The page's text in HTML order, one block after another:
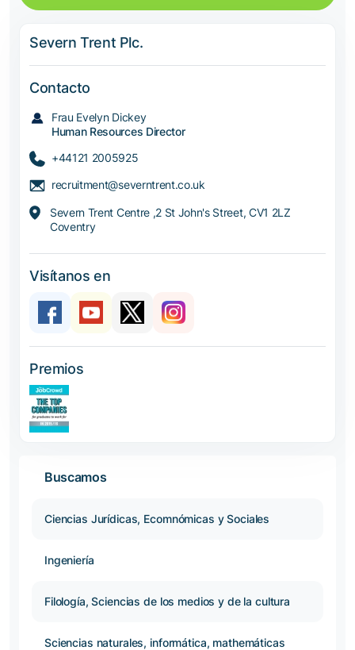
Severn Trent Plc.
Contacto
Frau Evelyn Dickey
Human Resources Director
+44121 2005925
recruitment@severntrent.co.uk
Severn Trent Centre ,2 St John's Street, CV1 2LZ
Coventry
Visítanos en
Premios
Buscamos
Ciencias Jurídicas, Ecomnómicas y Sociales
Ingeniería
Filología, Sciencias de los medios y de la cultura
Sciencias naturales, informática, mathemáticas